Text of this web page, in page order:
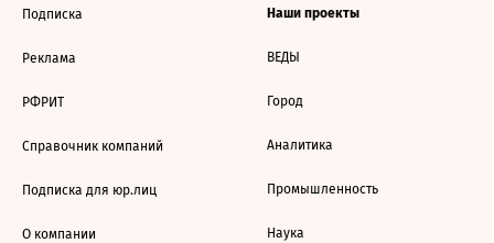
Подписка
Реклама
РФРИТ
Справочник компаний
Подписка для юр.лиц
О компании
Наши проекты
ВЕДЫ
Город
Аналитика
Промышленность
Наука